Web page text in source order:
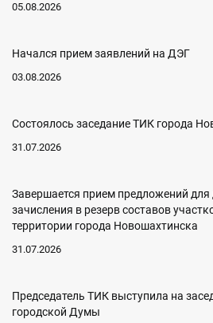
05.08.2026
Начался прием заявлений на ДЭГ
03.08.2026
Состоялось заседание ТИК города
31.07.2026
Завершается прием предложений для
зачисления в резерв составов
территории города Новошахтинска
31.07.2026
Председатель ТИК выступила на
городской Думы